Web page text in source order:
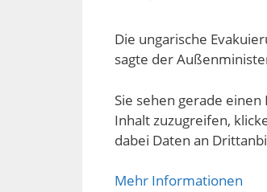
Die ungarische
sagte der
Sie sehen gerade
Inhalt zuzugreifen,
dabei Daten an
Mehr Informationen